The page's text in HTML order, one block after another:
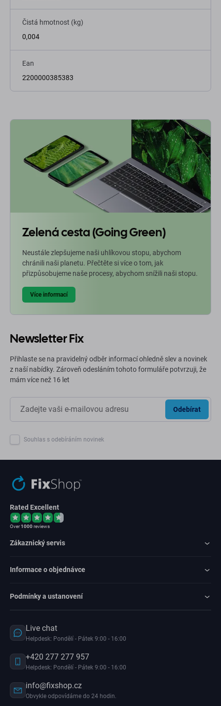
Čistá hmotnost (kg)
0,004
Ean
2200000385383
Zelená cesta (Going Green)
Neustále zlepšujeme naši uhlíkovou stopu, abychom
chránili naši planetu. Přečtěte si více o tom, jak
přizpůsobujeme naše procesy, abychom snížili naši stopu.
Více informací
Newsletter Fix
Přihlaste se na pravidelný odběr informací ohledně slev a novinek
z naší nabídky. Zároveň odesláním tohoto formuláře potvrzuji, že
mám více než 16 let
Odebírat
Souhlas s odebíráním novinek
Rated Excellent
Over1000reviews
Zákaznický servis
Informace o objednávce
Podmínky a ustanovení
Live chat
Helpdesk: Pondělí - Pátek 9:00 - 16:00
+420 277 277 957
Helpdesk: Pondělí - Pátek 9:00 - 16:00
info@fixshop.cz
Obvykle odpovídáme do 24 hodin.